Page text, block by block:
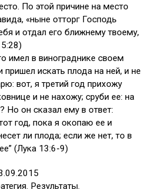
По этой причине на место
«ныне отторг Господь
и отдал его ближнему твоему,
имел в винограднике своем
искать плода на ней, и не
вот, я третий год прихожу
и не нахожу; сруби ее: на
Но он сказал ему в ответ:
год, пока я окопаю ее и
ли плода; если же нет, то в
(Лука 13:6-9)
Результаты.